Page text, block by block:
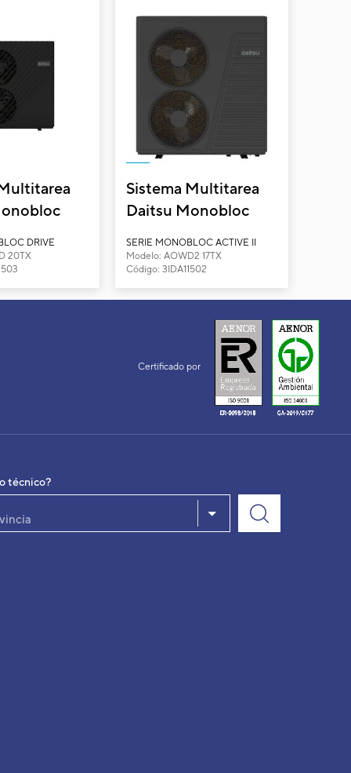
DRIVE
20TX
Sistema Multitarea
Daitsu Monobloc
SERIE MONOBLOC ACTIVE II
Modelo: AOWD2 17TX
Código: 3IDA11502
Certificado por
técnico?